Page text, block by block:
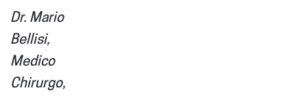
Dr. Mario
Bellisi,
Medico
Chirurgo,